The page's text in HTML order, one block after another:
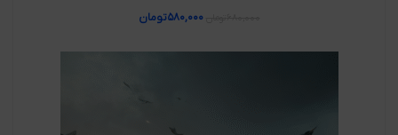
۵۸۰,۰۰۰تومان